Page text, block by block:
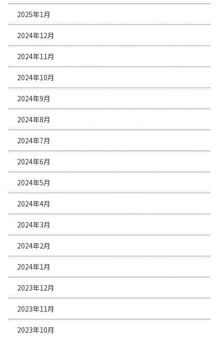
2025年1月
2024年12月
2024年11月
2024年10月
2024年9月
2024年8月
2024年7月
2024年6月
2024年5月
2024年4月
2024年3月
2024年2月
2024年1月
2023年12月
2023年11月
2023年10月